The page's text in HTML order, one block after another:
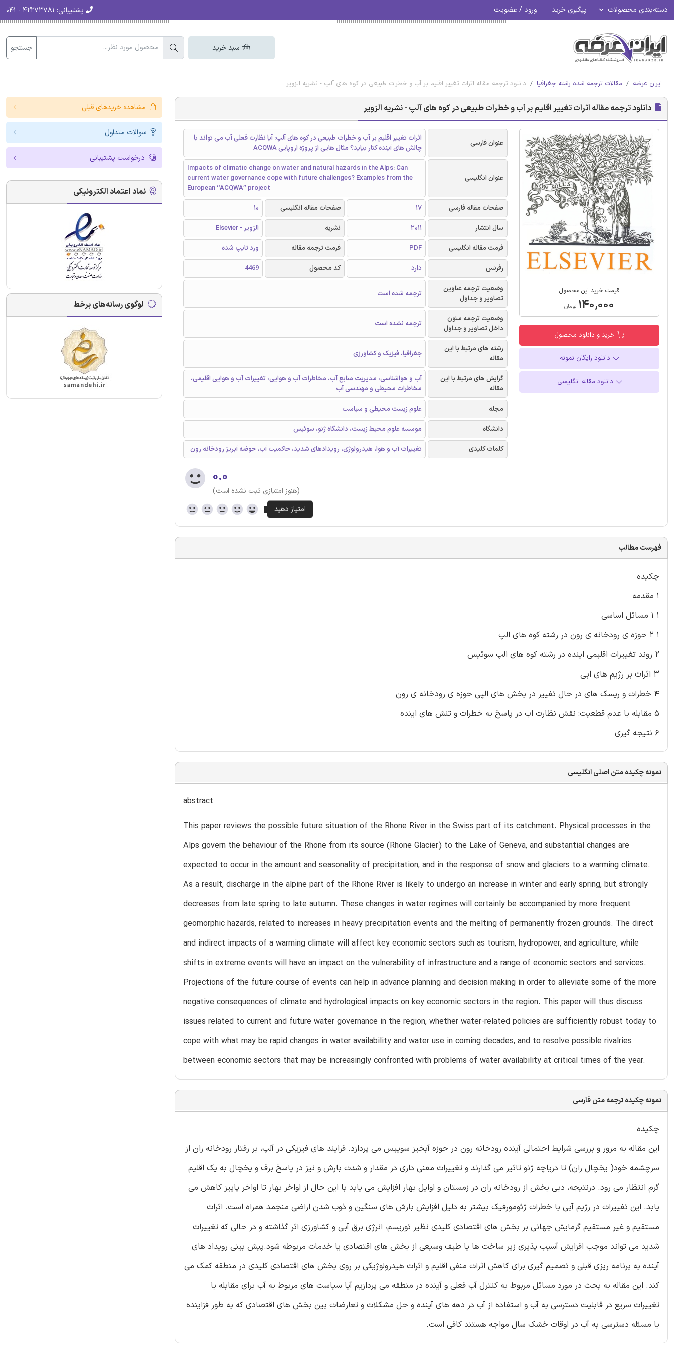
دسته‌بندی محصولات پیگیری خرید ورود / عضویت پشتیبانی:
سبد خرید جستجو
ایران عرضه مقالات ترجمه شده رشته جغرافیا دانلود ترجمه مقاله اثرات تغییر اقلیم بر آب و خطرات طبیعی در کوه های آلپ - نشریه الزویر
دانلود ترجمه مقاله اثرات تغییر اقلیم بر آب و خطرات طبیعی در کوه های آلپ - نشریه الزویر
قیمت خرید این محصول
۱۴۰,۰۰۰ تومان
خرید و دانلود محصول
دانلود رایگان نمونه
دانلود مقاله انگلیسی
عنوان فارسی
اثرات تغییر اقلیم بر آب و خطرات طبیعی در کوه های آلپ: آیا نظارت فعلی آب می تواند با
چالش های آینده کنار بیاید؟ مثال هایی از پروژه اروپایی ACQWA
عنوان انگلیسی
Impacts of climatic change on water and natural hazards in the Alps: Can
current water governance cope with future challenges? Examples from the
European ‘‘ACQWA’’ project
صفحات مقاله فارسی
17 صفحات مقاله انگلیسی
10
سال انتشار
2011 نشریه
الزویر - Elsevier
فرمت مقاله انگلیسی
PDF فرمت ترجمه مقاله
ورد تایپ شده
رفرنس
دارد کد محصول
4469
وضعیت ترجمه عناوین
تصاویر و جداول
ترجمه شده است
وضعیت ترجمه متون
داخل تصاویر و جداول
ترجمه نشده است
رشته های مرتبط با این
مقاله
جغرافیا، فیزیک و کشاورزی
گرایش های مرتبط با این
مقاله
آب و هواشناسی، مدیریت منابع آب، مخاطرات آب و هوایی، تغییرات آب و هوایی اقلیمی،
مخاطرات محیطی و مهندسی آب
مجله
علوم زیست محیطی و سیاست
دانشگاه
موسسه علوم محیط زیست، دانشگاه ژنو، سوئیس
کلمات کلیدی
تغییرات آب و هوا، هیدرولوژی، رویدادهای شدید، حاکمیت آب، حوضه آبریز رودخانه رون
۰.۰
(هنوز امتیازی ثبت نشده است)
فهرست مطالب
چکیده
۱ مقدمه
۱ ۱ مسائل اساسی
۱ ۲ حوزه ی رودخانه ی رون در رشته کوه های الپ
۲ روند تغییرات اقلیمی اینده در رشته کوه های الپ سوئیس
۳ اثرات بر رژیم های ابی
۴ خطرات و ریسک های در حال تغییر در بخش های الپی حوزه ی رودخانه ی رون
۵ مقابله با عدم قطعیت: نقش نظارت اب در پاسخ به خطرات و تنش های اینده
۶ نتیجه گیری
نمونه چکیده متن اصلی انگلیسی
abstract
This paper reviews the possible future situation of the Rhone River in the Swiss part of its catchment. Physical processes in the
Alps govern the behaviour of the Rhone from its source (Rhone Glacier) to the Lake of Geneva, and substantial changes are
expected to occur in the amount and seasonality of precipitation, and in the response of snow and glaciers to a warming climate.
As a result, discharge in the alpine part of the Rhone River is likely to undergo an increase in winter and early spring, but strongly
decreases from late spring to late autumn. These changes in water regimes will certainly be accompanied by more frequent
geomorphic hazards, related to increases in heavy precipitation events and the melting of permanently frozen grounds. The direct
and indirect impacts of a warming climate will affect key economic sectors such as tourism, hydropower, and agriculture, while
shifts in extreme events will have an impact on the vulnerability of infrastructure and a range of economic sectors and services.
Projections of the future course of events can help in advance planning and decision making in order to alleviate some of the more
negative consequences of climate and hydrological impacts on key economic sectors in the region. This paper will thus discuss
issues related to current and future water governance in the region, whether water-related policies are sufficiently robust today to
cope with what may be rapid changes in water availability and water use in coming decades, and to resolve possible rivalries
between economic sectors that may be increasingly confronted with problems of water availability at critical times of the year.
نمونه چکیده ترجمه متن فارسی
چکیده
این مقاله به مرور و بررسی شرایط احتمالی آینده رودخانه رون در حوزه آبخیز سوییس می پردازد. فرایند های فیزیکی در آلپ، بر رفتار رودخانه ران از
سرچشمه خود( یخچال ران) تا دریاچه ژنو تاثیر می گذارند و تغییرات معنی داری در مقدار و شدت بارش و نیز در پاسخ برف و یخچال به یک اقلیم
گرم انتظار می رود. درنتیجه، دبی بخش از رودخانه ران در زمستان و اوایل بهار افزایش می یابد با این حال از اواخر بهار تا اواخر پاییز کاهش می
یابد. این تغییرات در رژیم آبی با خطرات ژئومورفیک بیشتر به دلیل افزایش بارش های سنگین و ذوب شدن اراضی منجمد همراه است. اثرات
مستقیم و غیر مستقیم گرمایش جهانی بر بخش های اقتصادی کلیدی نظیر توریسم، انرژی برق آبی و کشاورزی اثر گذاشته و در حالی که تغییرات
شدید می تواند موجب افزایش آسیب پذیری زیر ساخت ها یا طیف وسیعی از بخش های اقتصادی یا خدمات مربوطه شود.پیش بینی رویداد های
آینده به برنامه ریزی قبلی و تصمیم گیری برای کاهش اثرات منفی اقلیم و اثرات هیدرولوژیکی بر روی بخش های اقتصادی کلیدی در منطقه کمک می
کند. این مقاله به بحث در مورد مسائل مربوط به کنترل آب فعلی و آینده در منطقه می پردازیم آیا سیاست های مربوط به آب برای مقابله با
تغییرات سریع در قابلیت دسترسی به آب و استفاده از آب در دهه های آینده و حل مشکلات و تعارضات بین بخش های اقتصادی که به طور فزاینده
با مسئله دسترسی به آب در اوقات خشک سال مواجه هستند کافی است.
مشاهده خریدهای قبلی
سوالات متداول
درخواست پشتیبانی
نماد اعتماد الکترونیکی
لوگوی رسانه‌های برخط